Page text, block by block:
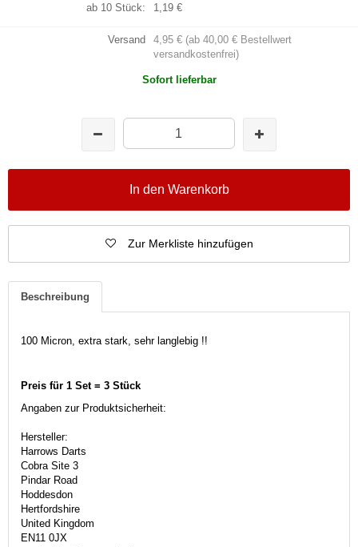
ab 10 Stück:
1,19 €
Versand
4,95 € (ab 40,00 € Bestellwert
versandkostenfrei)
Sofort lieferbar
In den Warenkorb
Zur Merkliste hinzufügen
Beschreibung
100 Micron, extra stark, sehr langlebig !!
Preis für 1 Set = 3 Stück
Angaben zur Produktsicherheit:
Hersteller:
Harrows Darts
Cobra Site 3
Pindar Road
Hoddesdon
Hertfordshire
United Kingdom
EN11 0JX